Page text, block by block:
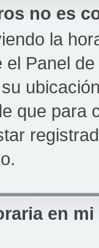
no es
la
Panel
que para
en